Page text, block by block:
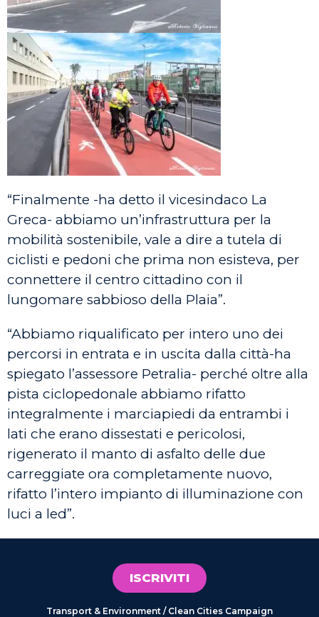
“Finalmente -ha detto il vicesindaco La
Greca- abbiamo un’infrastruttura per la
mobilità sostenibile, vale a dire a tutela di
ciclisti e pedoni che prima non esisteva, per
connettere il centro cittadino con il
lungomare sabbioso della Plaia”.
“Abbiamo riqualificato per intero uno dei
percorsi in entrata e in uscita dalla città-ha
spiegato l’assessore Petralia- perché oltre alla
pista ciclopedonale abbiamo rifatto
integralmente i marciapiedi da entrambi i
lati che erano dissestati e pericolosi,
rigenerato il manto di asfalto delle due
carreggiate ora completamente nuovo,
rifatto l’intero impianto di illuminazione con
luci a led”.
ISCRIVITI
Transport & Environment / Clean Cities Campaign